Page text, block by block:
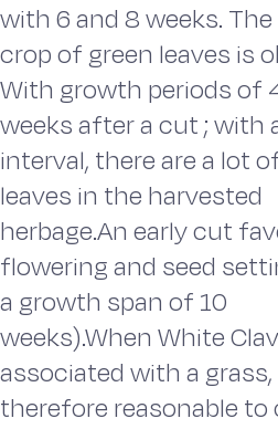
with 6 and 8 weeks.
crop of green leaves is
With growth periods of
weeks after a cut ; with
interval, there are a lot
leaves in the harvested
herbage.An early cut
flowering and seed
a growth span of 10
weeks).When White
associated with a
therefore reasonable